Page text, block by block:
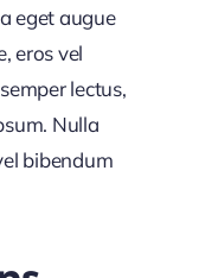
eget augue
eros vel
lectus,
Nulla
bibendum